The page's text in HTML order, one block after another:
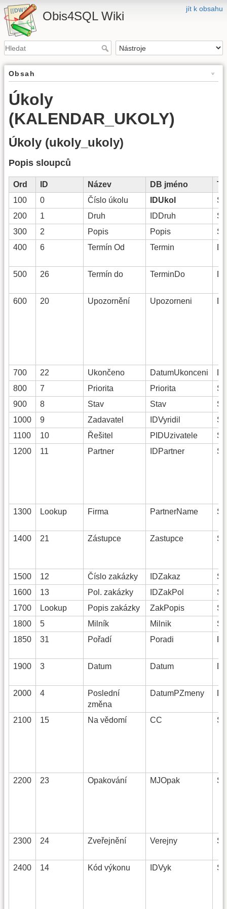
jít k obsahu
Obis4SQL Wiki
Obsah
Úkoly
(KALENDAR_UKOLY)
Úkoly (ukoly_ukoly)
Popis sloupců
Ord ID Název DB jméno
100
0 Číslo úkolu IDUkol
200
1 Druh IDDruh
300
2 Popis Popis
400
6 Termín Od Termin
500 26 Termín do TerminDo
600 20 Upozornění Upozorneni
700 22 Ukončeno DatumUkonceni
800
7 Priorita Priorita
900
8 Stav Stav
1000
9 Zadavatel IDVyridil
1100
10 Řešitel PIDUzivatele
1200
11 Partner IDPartner
1300 Lookup Firma PartnerName
1400 21 Zástupce Zastupce
1500 12 Číslo zakázky IDZakaz
1600
13 Pol. zakázky IDZakPol
1700
Lookup Popis zakázky ZakPopis
1800
5 Milník Milnik
1850
31 Pořadí Poradi
1900 3 Datum Datum
2000 4
Poslední
změna
DatumPZmeny
2100 15 Na vědomí CC
2200 23 Opakování MJOpak
2300 24 Zveřejnění Verejny
2400 14 Kód výkonu IDVyk